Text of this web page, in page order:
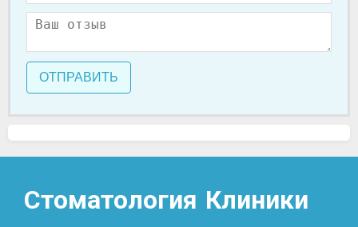
ОТПРАВИТЬ
Стоматология Клиники